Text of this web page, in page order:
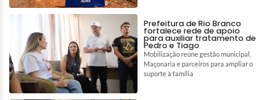
Prefeitura de Rio Branco
fortalece rede de apoio
para auxiliar tratamento de
Pedro e Tiago
Mobilização reúne gestão municipal,
Maçonaria e parceiros para ampliar o
suporte à família